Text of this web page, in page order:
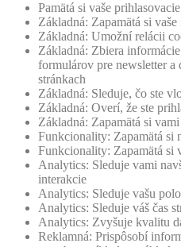
Pamätá si vaše
Základná: Zapamätá si
Základná: Umožní relácii
Základná: Zbiera
formulárov pre newsletter
stránkach
Základná: Sleduje, čo ste
Základná: Overí, že ste
Základná: Zapamätá si
Funkcionality: Zapamätá si
Funkcionality: Zapamätá si
Analytics: Sleduje vami
interakcie
Analytics: Sleduje vašu
Analytics: Sleduje váš čas
Analytics: Zvyšuje kvalitu
Reklamná: Prispôsobí